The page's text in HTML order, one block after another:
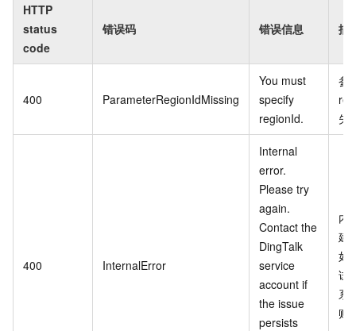
HTTP
status
code
错误码 错误信息 描
400 ParameterRegionIdMissing
You must
specify
regionId.
参
失
400 InternalError
Internal
error.
Please try
again.
Contact the
DingTalk
service
account if
the issue
persists
内
建
如
试
系
账